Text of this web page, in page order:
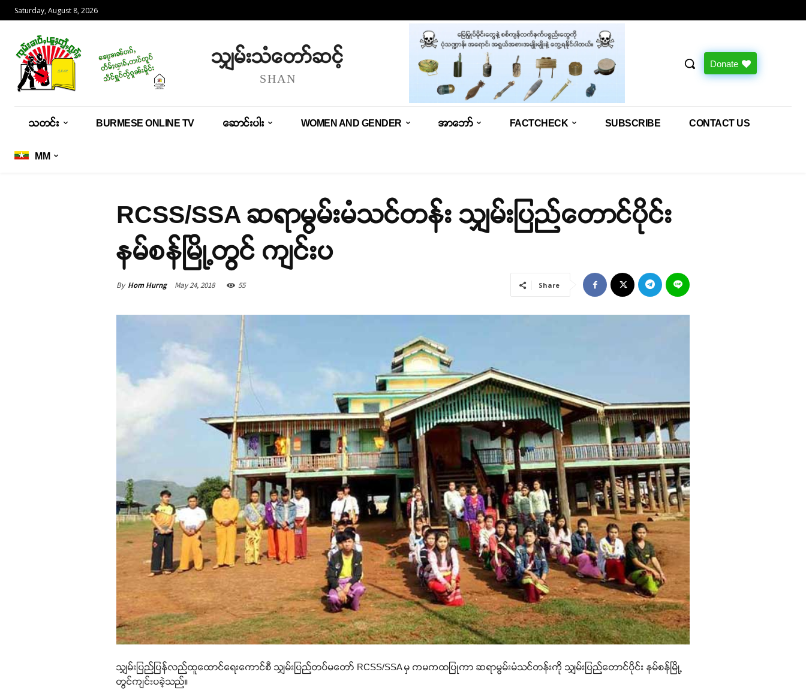
Saturday, August 8, 2026
သျှမ်းသံတော်ဆင့်
SHAN
Donate
သတင်း BURMESE ONLINE TV ဆောင်းပါး WOMEN AND GENDER အာဘော် FACTCHECK SUBSCRIBE CONTACT US
MM
RCSS/SSA ဆရာမွမ်းမံသင်တန်း သျှမ်းပြည်တောင်ပိုင်း
နမ်စန်မြို့တွင် ကျင်းပ
By Hom Hurng May 24, 2018 55 Share
သျှမ်းပြည်ပြန်လည်ထူထောင်ရေးကောင်စီ သျှမ်းပြည်တပ်မတော် RCSS/SSA မှ ကမကထပြုကာ ဆရာမွမ်းမံသင်တန်းကို သျှမ်းပြည်တောင်ပိုင်း နမ်စန်မြို့
တွင်ကျင်းပခဲ့သည်။